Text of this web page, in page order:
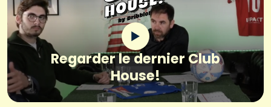
Regarder le dernier Club
House!